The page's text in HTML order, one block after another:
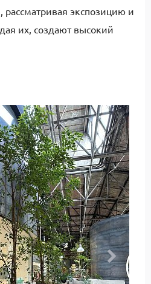
экспозицию и
их, создают высокий